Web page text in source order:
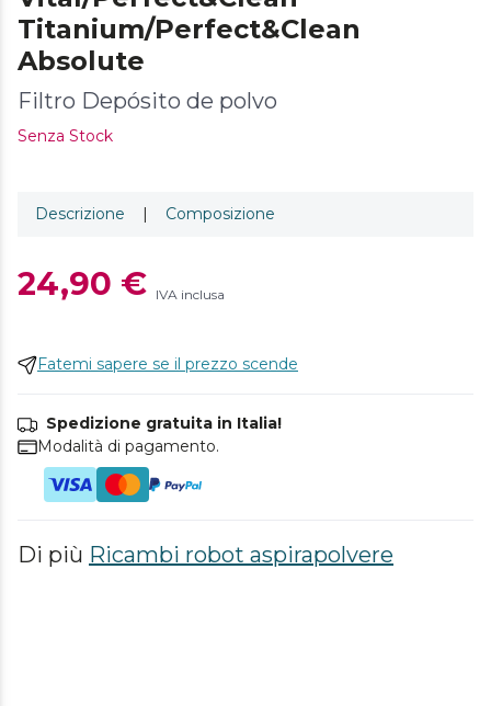
Titanium/Perfect&Clean
Absolute
Filtro Depósito de polvo
Senza Stock
Descrizione Composizione
24,90 € IVA inclusa
Fatemi sapere se il prezzo scende
Spedizione gratuita in Italia!
Modalità di pagamento.
Di più Ricambi robot aspirapolvere